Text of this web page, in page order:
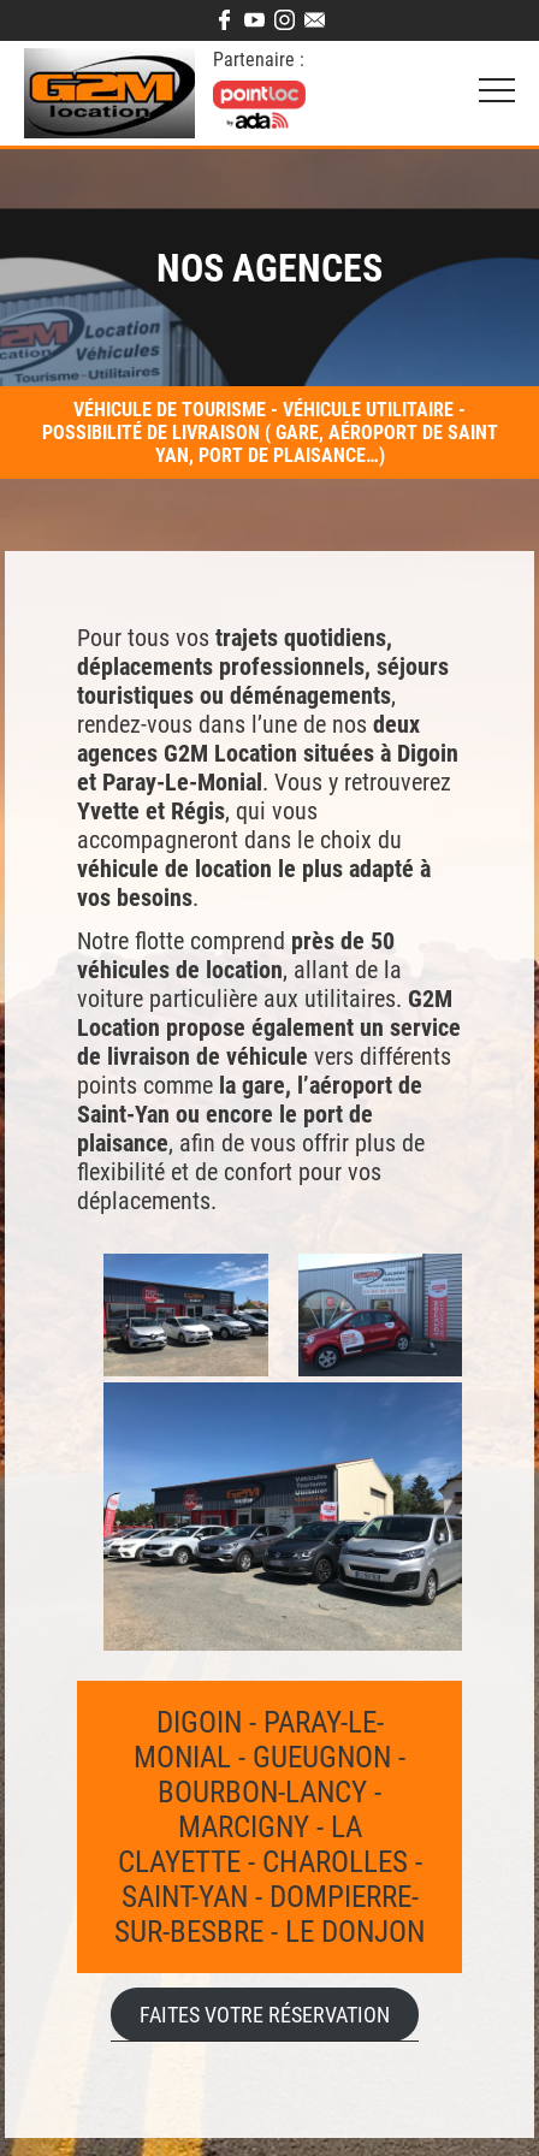
Partenaire :
NOS AGENCES
VÉHICULE DE TOURISME - VÉHICULE UTILITAIRE -
POSSIBILITÉ DE LIVRAISON ( GARE, AÉROPORT DE SAINT
YAN, PORT DE PLAISANCE…)
Pour tous vostrajets quotidiens,
déplacements professionnels, séjours
touristiques ou déménagements,
rendez-vous dans l’une de nosdeux
agences G2M Location situées à Digoin
et Paray-Le-Monial. Vous y retrouverez
Yvette et Régis, qui vous
accompagneront dans le choix du
véhicule de location le plus adapté à
vos besoins.
Notre flotte comprend près de 50
véhicules de location, allant de la
voiture particulière aux utilitaires. G2M
Location propose également un service
de livraison de véhicule vers différents
points comme la gare, l’aéroport de
Saint-Yan ou encore le port de
plaisance, afin de vous offrir plus de
flexibilité et de confort pour vos
déplacements.
DIGOIN - PARAY-LE-
MONIAL - GUEUGNON -
BOURBON-LANCY -
MARCIGNY - LA
CLAYETTE - CHAROLLES -
SAINT-YAN - DOMPIERRE-
SUR-BESBRE - LE DONJON
FAITES VOTRE RÉSERVATION